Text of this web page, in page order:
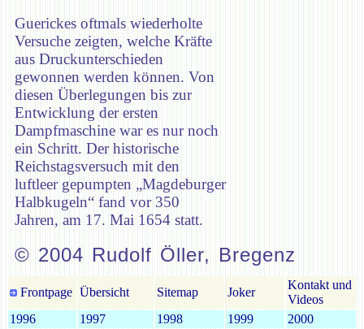
Guerickes oftmals wiederholte
Versuche zeigten, welche Kräfte
aus Druckunterschieden
gewonnen werden können. Von
diesen Überlegungen bis zur
Entwicklung der ersten
Dampfmaschine war es nur noch
ein Schritt. Der historische
Reichstagsversuch mit den
luftleer gepumpten „Magdeburger
Halbkugeln“ fand vor 350
Jahren, am 17. Mai 1654 statt.
© 2004 Rudolf Öller, Bregenz
Frontpage Übersicht Sitemap Joker
Kontakt und
Videos
1996
1997 1998 1999 2000